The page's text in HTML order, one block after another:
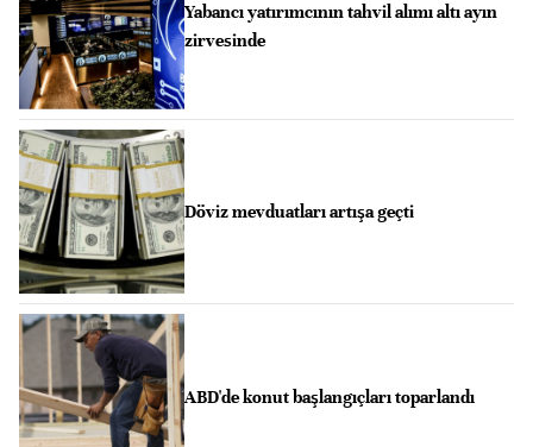
Yabancı yatırımcının tahvil alımı altı ayın
zirvesinde
Döviz mevduatları artışa geçti
ABD'de konut başlangıçları toparlandı